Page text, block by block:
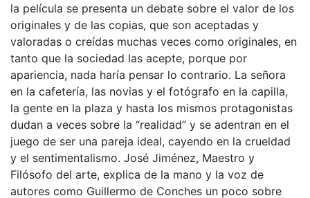
la película se presenta un debate sobre el valor de los
originales y de las copias, que son aceptadas y
valoradas o creídas muchas veces como originales, en
tanto que la sociedad las acepte, porque por
apariencia, nada haría pensar lo contrario. La señora
en la cafetería, las novias y el fotógrafo en la capilla,
la gente en la plaza y hasta los mismos protagonistas
dudan a veces sobre la “realidad” y se adentran en el
juego de ser una pareja ideal, cayendo en la crueldad
y el sentimentalismo. José Jiménez, Maestro y
Filósofo del arte, explica de la mano y la voz de
autores como Guillermo de Conches un poco sobre